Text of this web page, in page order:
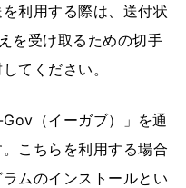
利用する際は、送付状
を受け取るための切手
てください。
（イーガブ）」を通
こちらを利用する場合
ムのインストールとい